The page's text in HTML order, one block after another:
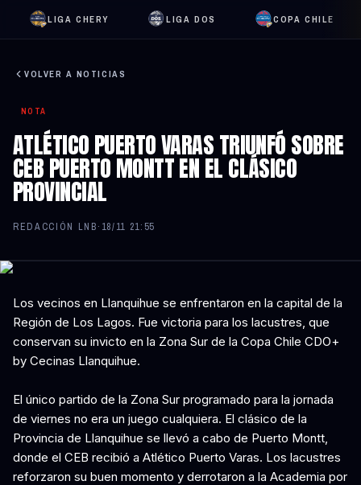
LIGA CHERY LIGA DOS COPA CHILE
VOLVER A NOTICIAS
NOTA
ATLÉTICO PUERTO VARAS TRIUNFÓ SOBRE
CEB PUERTO MONTT EN EL CLÁSICO
PROVINCIAL
REDACCIÓN LNB· 18/11 21:55
Los vecinos en Llanquihue se enfrentaron en la capital de la
Región de Los Lagos. Fue victoria para los lacustres, que
conservan su invicto en la Zona Sur de la Copa Chile CDO+
by Cecinas Llanquihue.
El único partido de la Zona Sur programado para la jornada
de viernes no era un juego cualquiera. El clásico de la
Provincia de Llanquihue se llevó a cabo de Puerto Montt,
donde el CEB recibió a Atlético Puerto Varas. Los lacustres
reforzaron su buen momento y derrotaron a la Academia por